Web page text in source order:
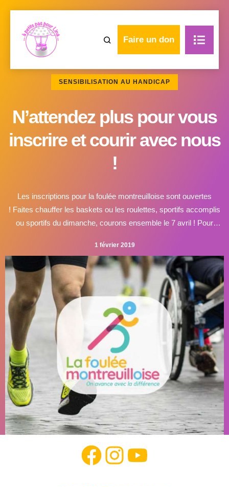
Faire un don
SENSIBILISATION AU HANDICAP
N’attendez plus pour vous
inscrire et courir avec nous
!
Les inscriptions pour la foulée montreuilloise sont ouvertes
! Faites chauffer les baskets ou les roulettes, sportifs accomplis
ou sportifs du dimanche, courons ensemble le 7 avril ! Pour
goûts ;-) Vous êtes en situation de handicap, la participation est
libre. Impossible, vous déjeunez chez Belle Maman? Aucun
problème, …
1 février 2019